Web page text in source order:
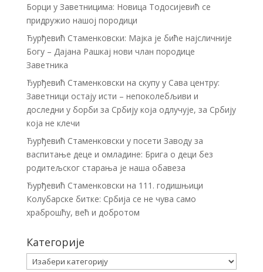
Борци у Заветницима: Новица Тодосијевић се
придружио нашој породици
Ђурђевић Стаменковски: Мајка је биће најсличније
Богу – Дајана Рашкај нови члан породице
Заветника
Ђурђевић Стаменковски на скупу у Сава центру:
Заветници остају исти – непоколебљиви и
доследни у борби за Србију која одлучује, за Србију
која не клечи
Ђурђевић Стаменковски у посети Заводу за
васпитање деце и омладине: Брига о деци без
родитељског старања је наша обавеза
Ђурђевић Стаменковски на 111. годишњици
Колубарске битке: Србија се не чува само
храброшћу, већ и добротом
Категорије
Категорије